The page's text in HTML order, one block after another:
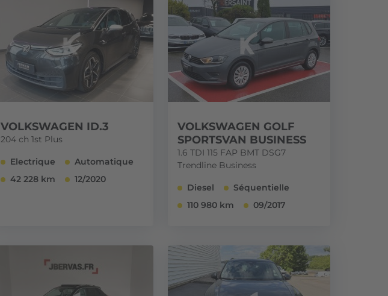
VOLKSWAGEN ID.3
204 ch 1st Plus
Electrique
Automatique
42 228 km
12/2020
VOLKSWAGEN GOLF
SPORTSVAN BUSINESS
1.6 TDI 115 FAP BMT DSG7
Trendline Business
Diesel
Séquentielle
110 980 km
09/2017